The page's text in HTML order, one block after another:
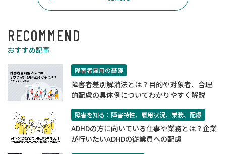
RECOMMEND
おすすめ記事
障害者雇用の基礎
障害者差別解消法とは？目的や対象者、合理
的配慮の具体例についてわかりやすく解説
障害を知る：障害特性、雇用状況、業務、配慮
ADHDの方に向いている仕事や業務とは？企業
が行いたいADHDの従業員への配慮